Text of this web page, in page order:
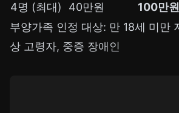
4명 (최대)
40만원 100만원
부양가족 인정 대상: 만 18세 미만
상 고령자, 중증 장애인